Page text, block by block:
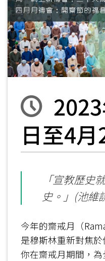
日至4月
「宣教歷史
史。」(池維
今年的齋戒月（
是穆斯林重新對焦
你在齋戒月期間，